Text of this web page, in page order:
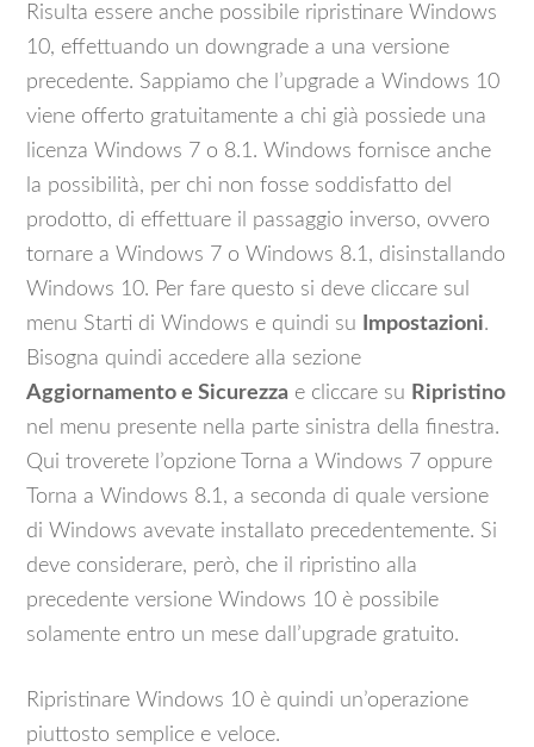
Risulta essere anche possibile ripristinare Windows
10, effettuando un downgrade a una versione
precedente. Sappiamo che l’upgrade a Windows 10
viene offerto gratuitamente a chi già possiede una
licenza Windows 7 o 8.1. Windows fornisce anche
la possibilità, per chi non fosse soddisfatto del
prodotto, di effettuare il passaggio inverso, ovvero
tornare a Windows 7 o Windows 8.1, disinstallando
Windows 10. Per fare questo si deve cliccare sul
menu Starti di Windows e quindi su
Impostazioni.
Bisogna quindi accedere alla sezione
Aggiornamento e Sicurezza e cliccare su Ripristino
nel menu presente nella parte sinistra della finestra.
Qui troverete l’opzione Torna a Windows 7 oppure
Torna a Windows 8.1, a seconda di quale versione
di Windows avevate installato precedentemente. Si
deve considerare, però, che il ripristino alla
precedente versione Windows 10 è possibile
solamente entro un mese dall’upgrade gratuito.
Ripristinare Windows 10 è quindi un’operazione
piuttosto semplice e veloce.